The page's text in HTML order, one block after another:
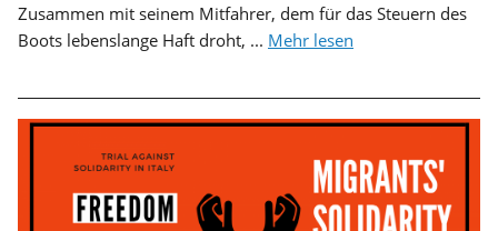
Zusammen mit seinem Mitfahrer, dem für das Steuern des
Boots lebenslange Haft droht, ... Mehr lesen